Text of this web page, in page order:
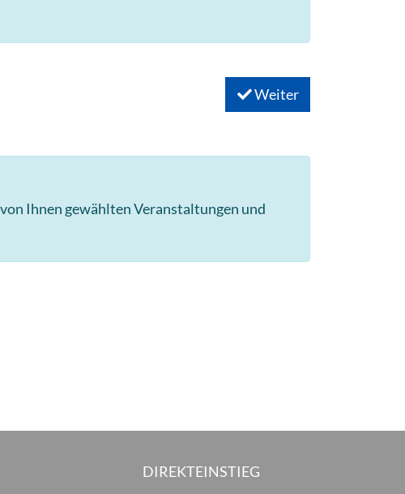
Weiter
Ihnen gewählten Veranstaltungen und
DIREKTEINSTIEG